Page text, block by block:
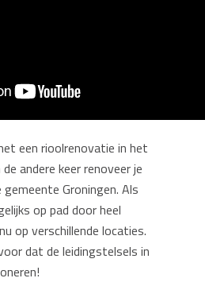
een rioolrenovatie in het
andere keer renoveer je
Groningen. Als
op pad door heel
op verschillende locaties.
dat de leidingstelsels in